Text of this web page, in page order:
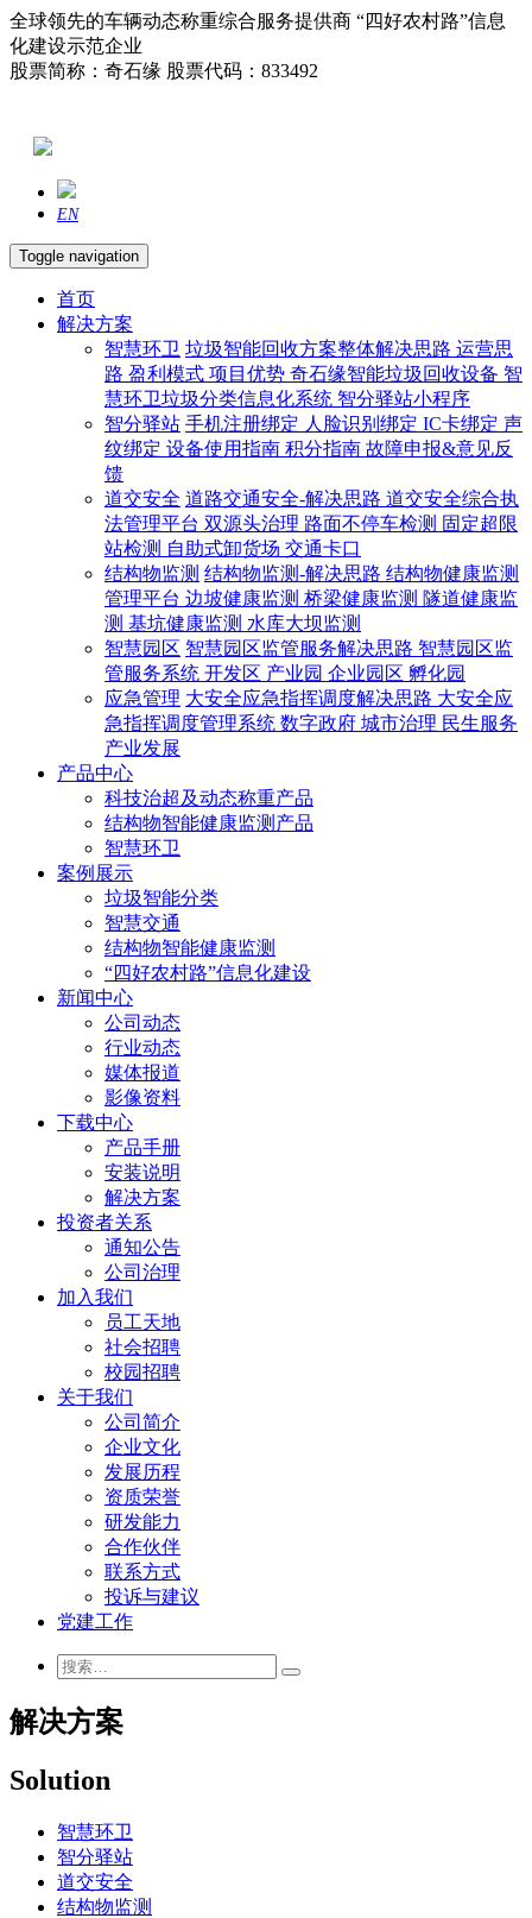
全球领先的车辆动态称重综合服务提供商 “四好农村路”信息
化建设示范企业
股票简称：奇石缘 股票代码：833492
EN
Toggle navigation
首页
解决方案
智慧环卫 垃圾智能回收方案整体解决思路 运营思
路 盈利模式 项目优势 奇石缘智能垃圾回收设备 智
慧环卫垃圾分类信息化系统 智分驿站小程序
智分驿站 手机注册绑定 人脸识别绑定 IC卡绑定 声
纹绑定 设备使用指南 积分指南 故障申报&意见反
馈
道交安全 道路交通安全-解决思路 道交安全综合执
法管理平台 双源头治理 路面不停车检测 固定超限
站检测 自助式卸货场 交通卡口
结构物监测 结构物监测-解决思路 结构物健康监测
管理平台 边坡健康监测 桥梁健康监测 隧道健康监
测 基坑健康监测 水库大坝监测
智慧园区 智慧园区监管服务解决思路 智慧园区监
管服务系统 开发区 产业园 企业园区 孵化园
应急管理 大安全应急指挥调度解决思路 大安全应
急指挥调度管理系统 数字政府 城市治理 民生服务
产业发展
产品中心
科技治超及动态称重产品
结构物智能健康监测产品
智慧环卫
案例展示
垃圾智能分类
智慧交通
结构物智能健康监测
“四好农村路”信息化建设
新闻中心
公司动态
行业动态
媒体报道
影像资料
下载中心
产品手册
安装说明
解决方案
投资者关系
通知公告
公司治理
加入我们
员工天地
社会招聘
校园招聘
关于我们
公司简介
企业文化
发展历程
资质荣誉
研发能力
合作伙伴
联系方式
投诉与建议
党建工作
解决方案
Solution
智慧环卫
智分驿站
道交安全
结构物监测